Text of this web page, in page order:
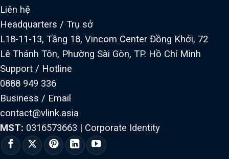
Liên hệ
Headquarters / Trụ sở
L18-11-13, Tầng 18, Vincom Center Đồng Khởi, 72
Lê Thánh Tôn, Phường Sài Gòn, TP. Hồ Chí Minh
Support / Hotline
0888 949 336
Business / Email
contact@vlink.asia
MST: 0316573663 | Corporate Identity